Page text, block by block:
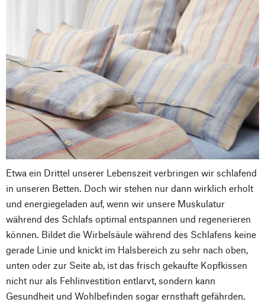
Etwa ein Drittel unserer Lebenszeit verbringen wir schlafend
in unseren Betten. Doch wir stehen nur dann wirklich erholt
und energiegeladen auf, wenn wir unsere Muskulatur
während des Schlafs optimal entspannen und regenerieren
können. Bildet die Wirbelsäule während des Schlafens keine
gerade Linie und knickt im Halsbereich zu sehr nach oben,
unten oder zur Seite ab, ist das frisch gekaufte Kopfkissen
nicht nur als Fehlinvestition entlarvt, sondern kann
Gesundheit und Wohlbefinden sogar ernsthaft gefährden.